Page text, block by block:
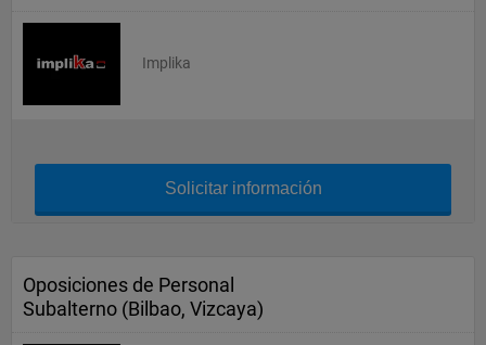
Implika
Solicitar información
Oposiciones de Personal
Subalterno (Bilbao, Vizcaya)